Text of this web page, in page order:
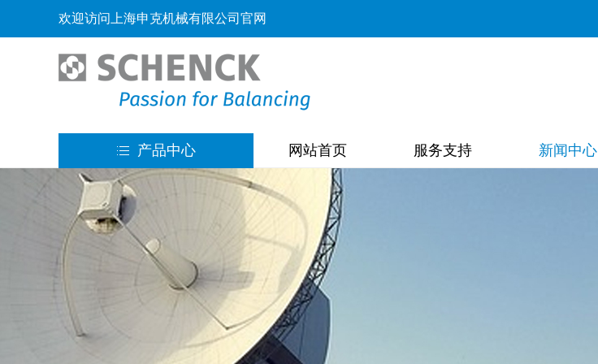
欢迎访问上海申克机械有限公司官网
产品中心 网站首页 服务支持 新闻中心